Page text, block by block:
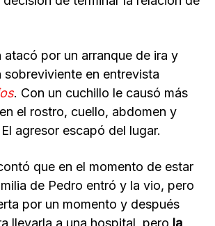
atacó por un arranque de ira y
sobreviviente en entrevista
. Con un cuchillo le causó más
el rostro, cuello, abdomen y
agresor escapó del lugar.
que en el momento de estar
de Pedro entró y la vio, pero
por un momento y después
llevarla a una hospital, pero la